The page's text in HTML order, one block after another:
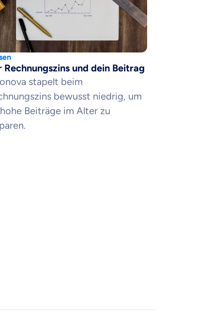
Rechnungszins und dein Beitrag
stapelt beim
bewusst niedrig, um
Beiträge im Alter zu